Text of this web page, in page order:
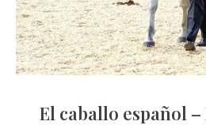
El caballo español –